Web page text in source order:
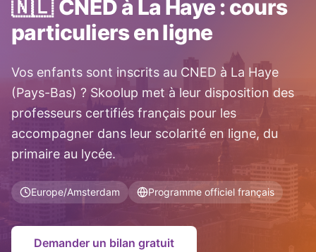
🇳🇱 CNED à La Haye: cours
particuliers en ligne
Vos enfants sont inscrits au CNED à La Haye
(Pays-Bas) ? Skoolup met à leur disposition des
professeurs certifiés français pour les
accompagner dans leur scolarité en ligne, du
primaire au lycée.
Europe/Amsterdam Programme officiel français
Demander un bilan gratuit